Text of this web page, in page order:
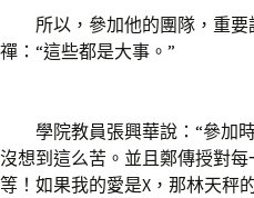
所以，參加他的團隊，重要
禪：“這些都是大事。”
學院教員張興華說：“參加時
沒想到這么苦。並且鄭傳授對
等！如果我的愛是X，那林天秤